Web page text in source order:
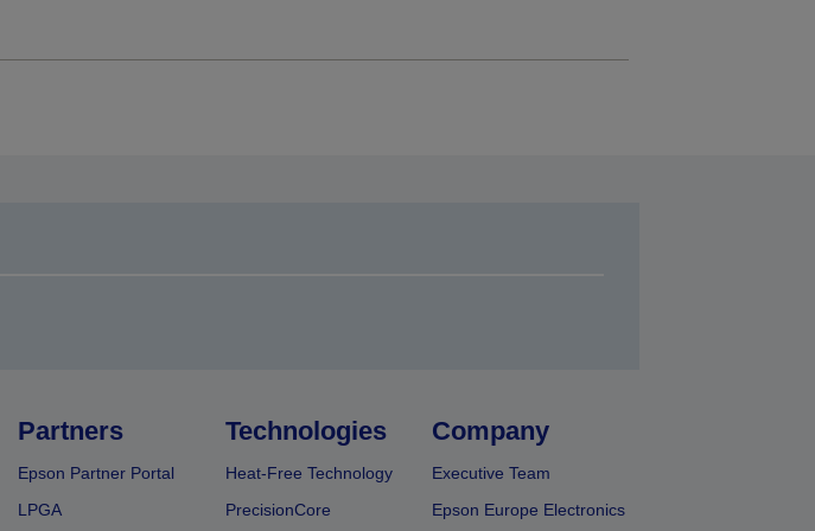
Partners
Epson Partner Portal
LPGA
Technologies
Heat-Free Technology
PrecisionCore
Company
Executive Team
Epson Europe Electronics